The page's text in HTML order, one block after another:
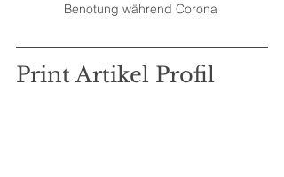
Benotung während Corona
Print Artikel Profil